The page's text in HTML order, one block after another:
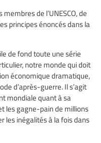
de l’UNESCO, de
principes énoncés dans la
de fond toute une série
notre monde qui doit
économique dramatique,
d’après-guerre. Il s’agit
mondiale quant à sa
les gagne-pain de millions
les inégalités à la fois dans